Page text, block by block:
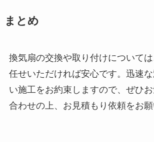
まとめ
換気扇の交換や取り付けについて
任せいただければ安心です。迅速
い施工をお約束しますので、ぜひ
合わせの上、お見積もり依頼をお願